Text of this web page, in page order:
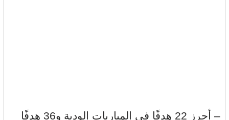
– أحرز 22 هدفًا في المباريات الودية و36 هدفًا